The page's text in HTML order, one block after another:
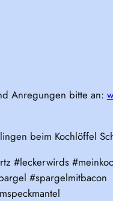
Anregungen bitte an:
beim Kochlöffel
#leckerwirds
#spargelmitbacon